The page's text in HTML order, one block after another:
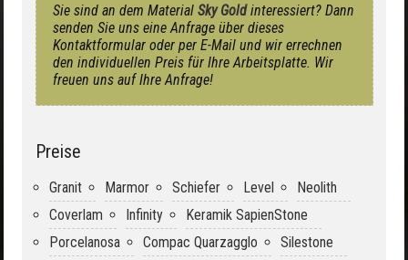
Sie sind an dem Material Sky Goldinteressiert? Dann
senden Sie uns eine Anfrage über dieses
Kontaktformular oder per E-Mail und wir errechnen
den individuellen Preis für Ihre Arbeitsplatte. Wir
freuen uns auf Ihre Anfrage!
Preise
Granit Marmor Schiefer Level
Neolith
Coverlam
Infinity
Keramik SapienStone
Porcelanosa
Compac Quarzagglo Silestone